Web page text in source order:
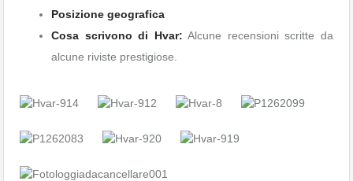
Posizione geografica
Cosa scrivono di Hvar: Alcune recensioni scritte da
alcune riviste prestigiose.